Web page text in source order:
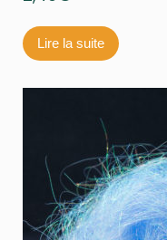
Lire la suite